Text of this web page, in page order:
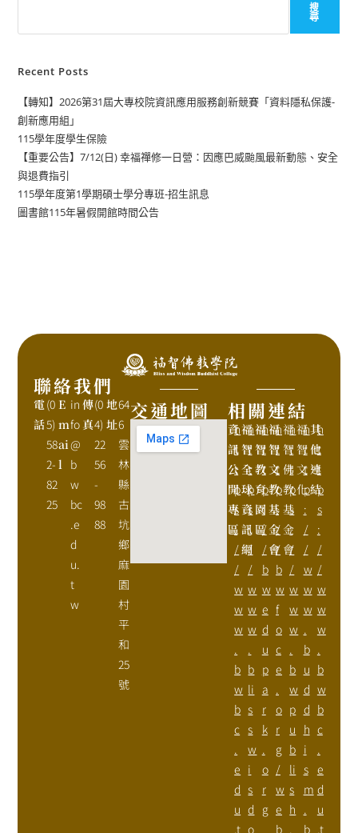
搜
尋
Recent Posts
【轉知】2026第31屆大專校院資訊應用服務創新競賽「資料隱私保護-
創新應用組」
115學年度學生保險
【重要公告】7/12(日) 幸福禪修一日營：因應巴威颱風最新動態、安全
與退費指引
115學年度第1學期碩士學分專班-招生訊息
圖書館115年暑假開館時間公告
聯絡我們
電
話
(0
5)
58
2-
82
25
E
m
ai
l
in
fo
@
b
w
bc
.e
d
u.
t
w
傳
真
(0
4)
22
56
-
98
88
地
址
64
6
雲
林
縣
古
坑
鄉
麻
園
村
平
和
25
號
交通地圖 相關連結
資
訊
公
開
專
區
h
t
t
p
s
:
/
/
w
w
w
.
b
w
b
c
.
e
d
u
.t
福
智
全
球
資
訊
網
h
t
t
p
s
:
/
/
w
w
w
.
b
li
s
s
w
i
s
d
o
福
智
教
育
園
區
h
t
t
p
:
/
/
b
w
e
d
u
p
a
r
k
.
o
r
g
福
智
文
教
基
金
會
h
t
t
p
:
/
/
b
w
f
o
c
e
.
o
r
g
/
w
e
b
福
智
佛
教
基
金
會
h
t
t
p
s
:
/
/
w
w
w
.
b
w
p
u
b
li
s
h
.
福
智
文
化
h
t
t
p
:
/
/
w
w
w
.
b
u
d
d
h
i
s
m
.
b
其
他
連
結
h
t
t
p
s
:
/
/
w
w
w
.
b
w
b
c
.
e
d
u
.t